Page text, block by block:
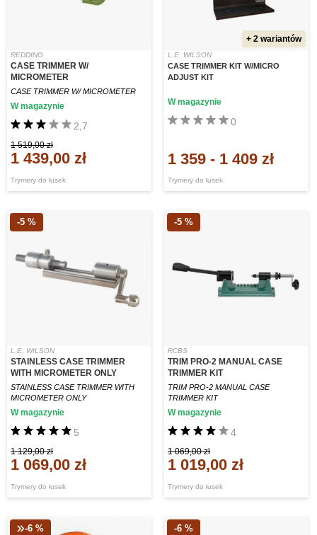
REDDING
CASE TRIMMER W/
MICROMETER
CASE TRIMMER W/ MICROMETER
Trymery do łusek
2,7
W magazynie
1 519,00 zł
1 439,00 zł
+ 2 wariantów
L.E. WILSON
CASE TRIMMER KIT W/MICRO
ADJUST KIT
Trymery do łusek
0
W magazynie
1 359 - 1 409 zł
-5 %
L.E. WILSON
STAINLESS CASE TRIMMER
WITH MICROMETER ONLY
STAINLESS CASE TRIMMER WITH
MICROMETER ONLY
Trymery do łusek
5
W magazynie
1 129,00 zł
1 069,00 zł
-5 %
RCBS
TRIM PRO-2 MANUAL CASE
TRIMMER KIT
TRIM PRO-2 MANUAL CASE
TRIMMER KIT
Trymery do łusek
4
W magazynie
1 069,00 zł
1 019,00 zł
-6 % -6 %